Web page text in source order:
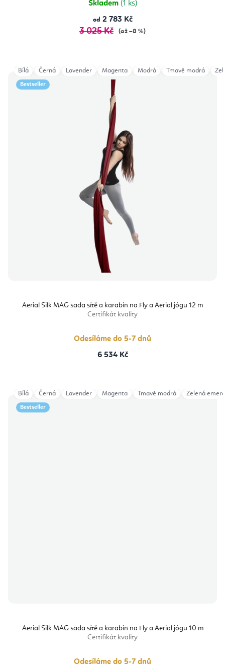
Skladem (1 ks)
od 2 783 Kč
3 025 Kč (až –8 %)
Bestseller
Aerial Silk MAG sada sítě a karabin na Fly a Aerial jógu 12 m
Certifikát kvality
Odesíláme do 5-7 dnů
6 534 Kč
Bílá Černá Lavender Magenta Modrá Tmavě modrá
Bestseller
Aerial Silk MAG sada sítě a karabin na Fly a Aerial jógu 10 m
Certifikát kvality
Odesíláme do 5-7 dnů
Bílá Černá Lavender Magenta Tmavě modrá Zelená